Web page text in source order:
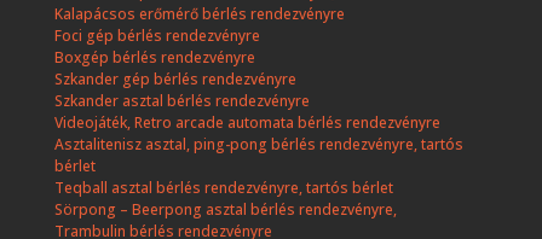
Kalapácsos erőmérő bérlés rendezvényre
Foci gép bérlés rendezvényre
Boxgép bérlés rendezvényre
Szkander gép bérlés rendezvényre
Szkander asztal bérlés rendezvényre
Videojáték, Retro arcade automata bérlés rendezvényre
Asztalitenisz asztal, ping-pong bérlés rendezvényre, tartós
bérlet
Teqball asztal bérlés rendezvényre, tartós bérlet
Sörpong – Beerpong asztal bérlés rendezvényre,
Trambulin bérlés rendezvényre